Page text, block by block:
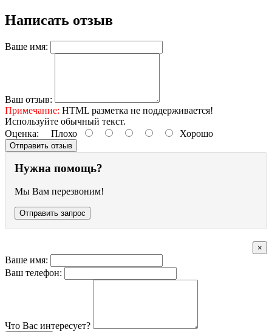
Написать отзыв
Ваше имя:
Ваш отзыв:
Примечание: HTML разметка не поддерживается!
Используйте обычный текст.
Оценка: Плохо Хорошо
Отправить отзыв
Нужна помощь?
Мы Вам перезвоним!
Отправить запрос
×
Ваше имя:
Ваш телефон:
Что Вас интересует?